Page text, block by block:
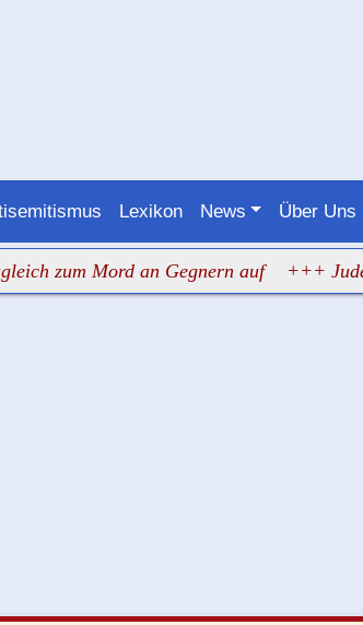
Lexikon News Über Uns
Mord an Gegnern auf +++ Judenhass